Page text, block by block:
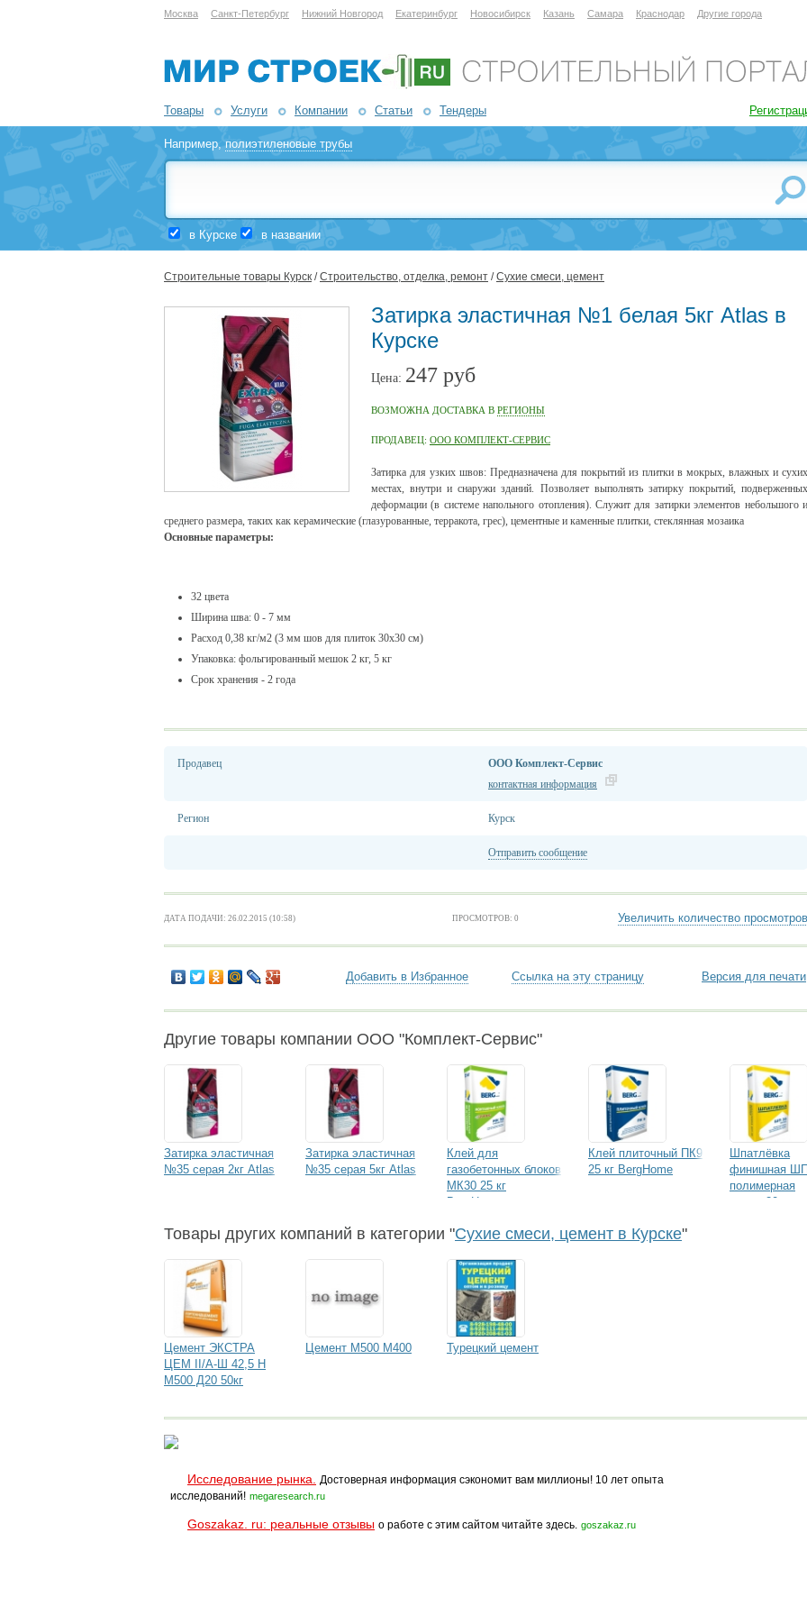
Москва Санкт-Петербург Нижний Новгород Екатеринбург Новосибирск Казань Самара Краснодар Другие города
Товары Услуги Компании Статьи Тендеры
Например,полиэтиленовые трубы
в Курске в названии
Строительные товары Курск /Строительство, отделка, ремонт /Сухие смеси, цемент
Затирка эластичная №1 белая 5кг Atlas в
Курске
Цена: 247 руб
ВОЗМОЖНА ДОСТАВКА В РЕГИОНЫ
ПРОДАВЕЦ: ООО КОМПЛЕКТ-СЕРВИС
Затирка для узких швов: Предназначена для покрытий из плитки в мокрых, влажных и сухих
местах, внутри и снаружи зданий. Позволяет выполнять затирку покрытий, подверженных
деформации (в системе напольного отопления). Служит для затирки элементов небольшого и
среднего размера, таких как керамические (глазурованные, терракота, грес), цементные и каменные плитки, стеклянная мозаика
Основные параметры:
32 цвета
Ширина шва: 0 - 7 мм
Расход 0,38 кг/м2 (3 мм шов для плиток 30х30 см)
Упаковка: фольгированный мешок 2 кг, 5 кг
Срок хранения - 2 года
Продавец
ООО Комплект-Сервис
контактная информация
Регион Курск
Отправить сообщение
ДАТА ПОДАЧИ: 26.02.2015 (10:58) ПРОСМОТРОВ: 0 Увеличить количество просмотров
Добавить в Избранное Ссылка на эту страницу Версия для печати
Другие товары компании ООО "Комплект-Сервис"
Затирка эластичная
№35 серая 2кг Atlas
Затирка эластичная
№35 серая 5кг Atlas
Клей для
газобетонных блоков
МК30 25 кг
BergHome
Клей плиточный ПК9
25 кг BergHome
Шпатлёвка
финишная
полимерная
белая 20кг
Товары других компаний в категории "Сухие смеси, цемент в Курске"
Цемент ЭКСТРА
ЦЕМ II/А-Ш 42,5 Н
М500 Д20 50кг
Цемент М500 М400 Турецкий цемент
Исследование рынка.
Достоверная информация сэкономит вам миллионы! 10 лет опыта
исследований! megaresearch.ru
Goszakaz. ru: реальные отзывы о работе с этим сайтом читайте здесь. goszakaz.ru